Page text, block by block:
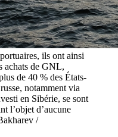
ils ont ainsi
achats de GNL,
de 40 % des États-
notamment via
en Sibérie, se sont
l’objet d’aucune
/